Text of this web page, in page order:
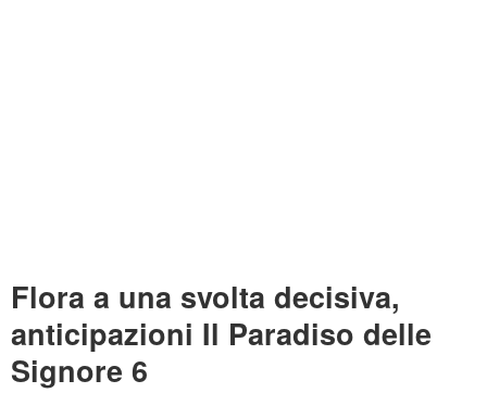
Flora a una svolta decisiva,
anticipazioni Il Paradiso delle
Signore 6